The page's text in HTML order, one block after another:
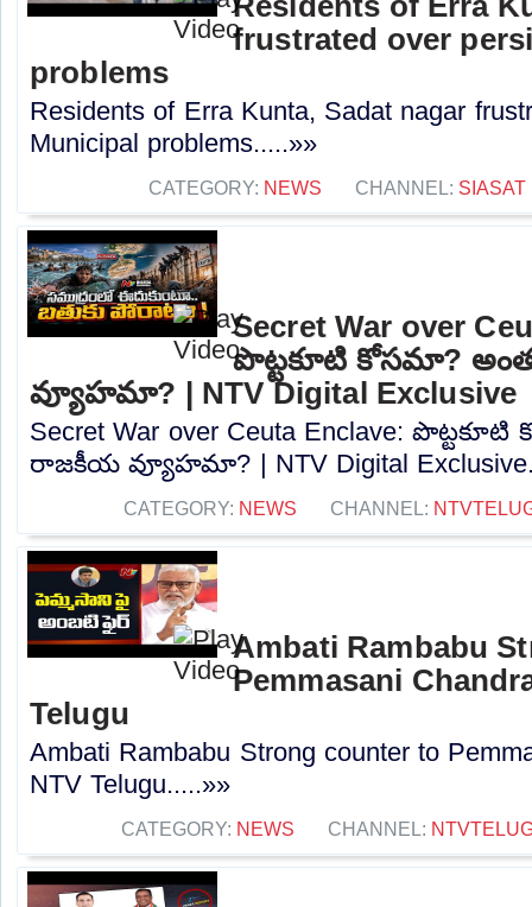
frustrated over
problems
Residents of Erra Kunta, Sadat nagar
Municipal problems.....»»
CATEGORY: NEWS CHANNEL: SIASAT
Secret War over
పొట్టకూటి కోసమా?
వ్యూహమా? | NTV Digital Exclusive
Secret War over Ceuta Enclave:
రాజకీయ వ్యూహమా? | NTV Digital
CATEGORY: NEWS CHANNEL:
Ambati Rambabu
Pemmasani
Telugu
Ambati Rambabu Strong counter to
NTV Telugu.....»»
CATEGORY: NEWS CHANNEL: